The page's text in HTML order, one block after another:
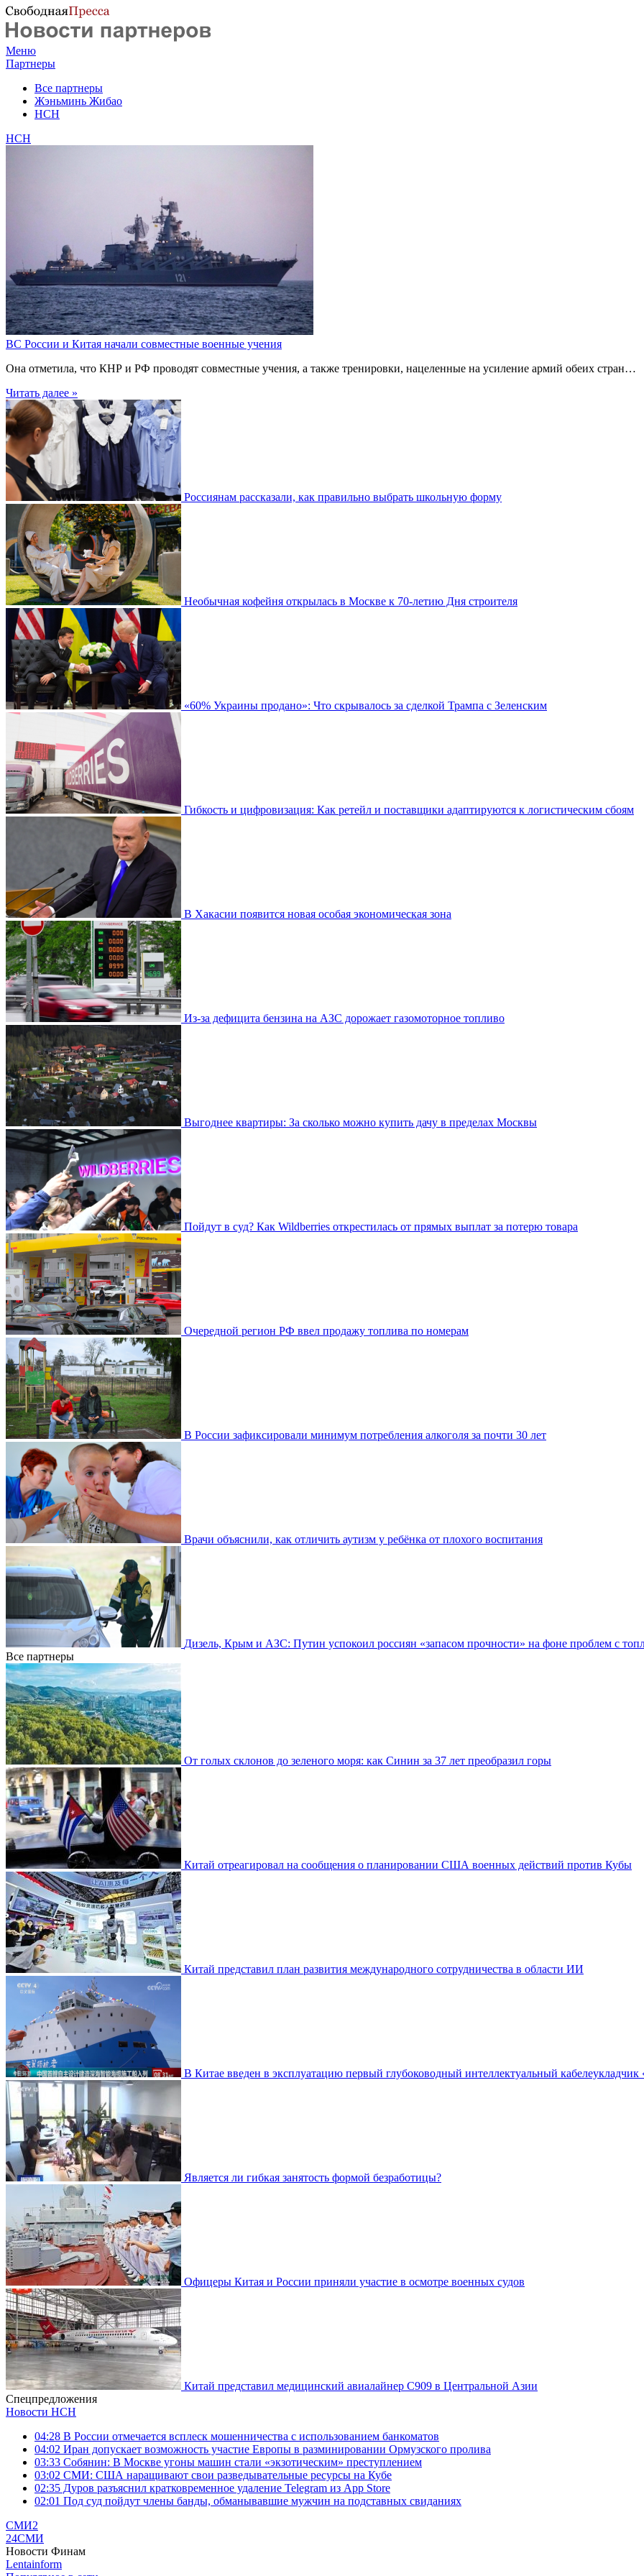
Меню
Партнеры
Все партнеры
Жэньминь Жибао
НСН
НСН
ВС России и Китая начали совместные военные учения
Она отметила, что КНР и РФ проводят совместные учения, а также тренировки, нацеленные на усиление армий обеих стран…
Читать далее »
Россиянам рассказали, как правильно выбрать школьную форму
Необычная кофейня открылась в Москве к 70-летию Дня строителя
«60% Украины продано»: Что скрывалось за сделкой Трампа с Зеленским
Гибкость и цифровизация: Как ретейл и поставщики адаптируются к логистическим сбоям
В Хакасии появится новая особая экономическая зона
Из-за дефицита бензина на АЗС дорожает газомоторное топливо
Выгоднее квартиры: За сколько можно купить дачу в пределах Москвы
Пойдут в суд? Как Wildberries открестилась от прямых выплат за потерю товара
Очередной регион РФ ввел продажу топлива по номерам
В России зафиксировали минимум потребления алкоголя за почти 30 лет
Врачи объяснили, как отличить аутизм у ребёнка от плохого воспитания
Дизель, Крым и АЗС: Путин успокоил россиян «запасом прочности» на фоне проблем с
Все партнеры
От голых склонов до зеленого моря: как Синин за 37 лет преобразил горы
Китай отреагировал на сообщения о планировании США военных действий против Кубы
Китай представил план развития международного сотрудничества в области ИИ
В Китае введен в эксплуатацию первый глубоководный интеллектуальный
Является ли гибкая занятость формой безработицы?
Офицеры Китая и России приняли участие в осмотре военных судов
Китай представил медицинский авиалайнер C909 в Центральной Азии
Спецпредложения
Новости НСН
04:28 В России отмечается всплеск мошенничества с использованием банкоматов
04:02 Иран допускает возможность участие Европы в разминировании Ормузского пролива
03:33 Собянин: В Москве угоны машин стали «экзотическим» преступлением
03:02 СМИ: США наращивают свои разведывательные ресурсы на Кубе
02:35 Дуров разъяснил кратковременное удаление Telegram из App Store
02:01 Под суд пойдут члены банды, обманывавшие мужчин на подставных свиданиях
СМИ2
24СМИ
Новости Финам
Lentainform